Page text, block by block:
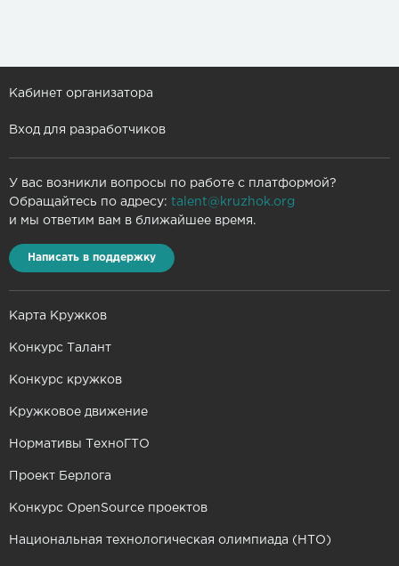
Кабинет организатора
Вход для разработчиков
У вас возникли вопросы по работе с платформой?
Обращайтесь по адресу: talent@kruzhok.org
и мы ответим вам в ближайшее время.
Написать в поддержку
Карта Кружков
Конкурс Талант
Конкурс кружков
Кружковое движение
Нормативы ТехноГТО
Проект Берлога
Конкурс OpenSource проектов
Национальная технологическая олимпиада (НТО)